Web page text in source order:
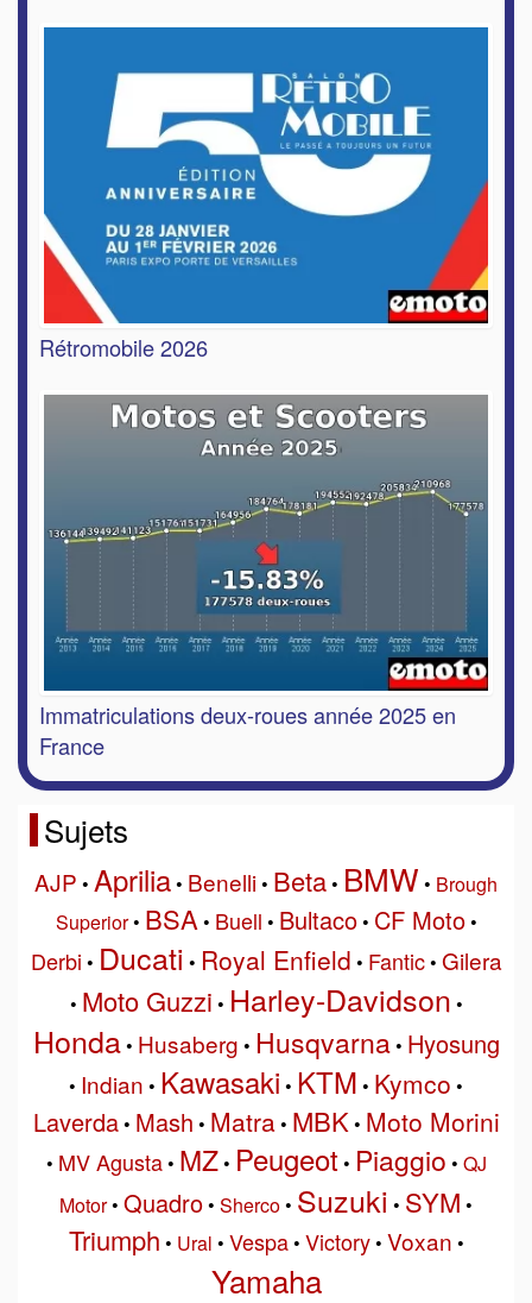
Rétromobile 2026
Immatriculations deux-roues année 2025 en
France
Sujets
AJP • Aprilia• Benelli• Beta• BMW • Brough
Superior• BSA• Buell • Bultaco• CF Moto•
Derbi • Ducati • Royal Enfield • Fantic• Gilera
• Moto Guzzi • Harley-Davidson •
Honda• Husaberg • Husqvarna• Hyosung
• Indian • Kawasaki • KTM • Kymco •
Laverda• Mash • Matra• MBK• Moto Morini
• MV Agusta• MZ• Peugeot • Piaggio • QJ
Motor• Quadro• Sherco• Suzuki • SYM •
Triumph • Ural • Vespa• Victory• Voxan •
Yamaha